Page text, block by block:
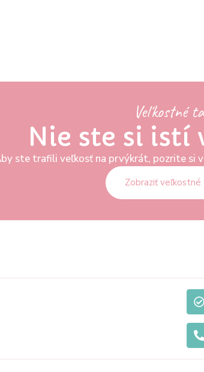
Veľkostné
Nie ste si istí
ste trafili veľkosť na prvýkrát, pozrite si
Zobraziť